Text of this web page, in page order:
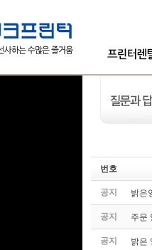
번호
공지 밝은
공지 주문
공지 밝은